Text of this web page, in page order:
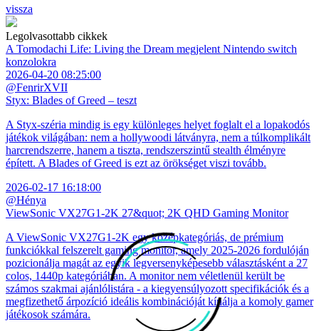
vissza
Legolvasottabb cikkek
A Tomodachi Life: Living the Dream megjelent Nintendo switch
konzolokra
2026-04-20 08:25:00
@FenrirXVII
Styx: Blades of Greed – teszt
A Styx-széria mindig is egy különleges helyet foglalt el a lopakodós
játékok világában: nem a hollywoodi látványra, nem a túlkomplikált
harcrendszerre, hanem a tiszta, rendszerszintű stealth élményre
épített. A Blades of Greed is ezt az örökséget viszi tovább.
2026-02-17 16:18:00
@Hénya
ViewSonic VX27G1-2K 27&quot; 2K QHD Gaming Monitor
A ViewSonic VX27G1-2K egy középkategóriás, de prémium
funkciókkal felszerelt gaming monitor, amely 2025-2026 fordulóján
pozicionálja magát az egyik legversenyképesebb választásként a 27
colos, 1440p kategóriában. A monitor nem véletlenül került be
számos szakmai ajánlólistára - a kiegyensúlyozott specifikációk és a
megfizethető árpozíció ideális kombinációját kínálja a komoly gamer
játékosok számára.